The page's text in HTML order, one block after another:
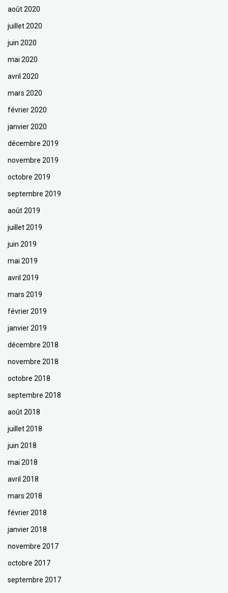
août 2020
juillet 2020
juin 2020
mai 2020
avril 2020
mars 2020
février 2020
janvier 2020
décembre 2019
novembre 2019
octobre 2019
septembre 2019
août 2019
juillet 2019
juin 2019
mai 2019
avril 2019
mars 2019
février 2019
janvier 2019
décembre 2018
novembre 2018
octobre 2018
septembre 2018
août 2018
juillet 2018
juin 2018
mai 2018
avril 2018
mars 2018
février 2018
janvier 2018
novembre 2017
octobre 2017
septembre 2017